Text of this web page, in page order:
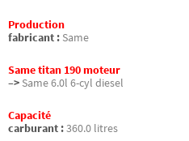
Production
fabricant : Same
Same titan 190 moteur
–> Same 6.0l 6-cyl diesel
Capacité
carburant :360.0 litres